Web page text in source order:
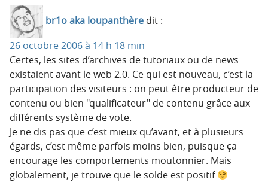
br1o aka loupanthère dit :
26 octobre 2006 à 14 h 18 min
Certes, les sites d’archives de tutoriaux ou de news
existaient avant le web 2.0. Ce qui est nouveau, c’est la
participation des visiteurs : on peut être producteur de
contenu ou bien "qualificateur" de contenu grâce aux
différents système de vote.
Je ne dis pas que c’est mieux qu’avant, et à plusieurs
égards, c’est même parfois moins bien, puisque ça
encourage les comportements moutonnier. Mais
globalement, je trouve que le solde est positif